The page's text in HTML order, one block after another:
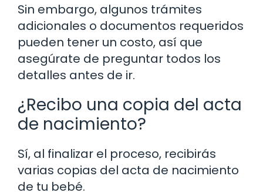
Sin embargo, algunos trámites
adicionales o documentos requeridos
pueden tener un costo, así que
asegúrate de preguntar todos los
detalles antes de ir.
¿Recibo una copia del acta
de nacimiento?
Sí, al finalizar el proceso, recibirás
varias copias del acta de nacimiento
de tu bebé.